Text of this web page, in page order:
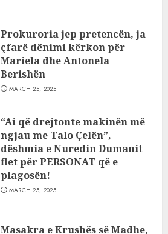
Prokuroria jep pretencën, ja
çfarë dënimi kërkon për
Mariela dhe Antonela
Berishën
MARCH 25, 2025
“Ai që drejtonte makinën më
ngjau me Talo Çelën”,
dëshmia e Nuredin Dumanit
flet për PERSONAT që e
plagosën!
MARCH 25, 2025
Masakra e Krushës së Madhe,